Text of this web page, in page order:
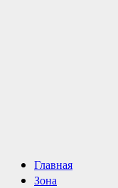
Основное
меню
Главная
Зона